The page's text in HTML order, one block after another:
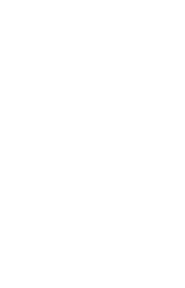
ली।
रहे हैं।
नज़र आने लगीं।
अनोखी थीं।